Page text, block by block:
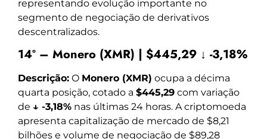
representando evolução importante no
segmento de negociação de derivativos
descentralizados.
14º – Monero (XMR) | $445,29 ↓ -3,18%
Descrição: O Monero (XMR) ocupa a décima
quarta posição, cotado a $445,29 com variação
de ↓ -3,18% nas últimas 24 horas. A criptomoeda
apresenta capitalização de mercado de $8,21
bilhões e volume de negociação de $89,28